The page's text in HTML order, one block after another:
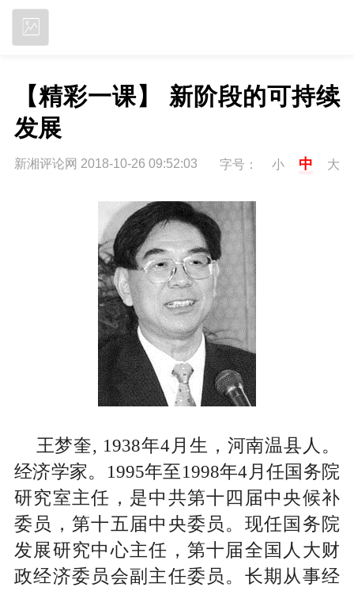
【精彩一课】 新阶段的可持续
发展
新湘评论网 2018-10-26 09:52:03 字号： 小 中 大
王梦奎, 1938年4月生，河南温县人。
经济学家。 1995年至1998年4 月任国务院
研究室主任，是中共第十四届中央候补
委员，第十五届中央委员。现任国务院
发展研究中心主任，第十届全国人大财
政经济委员会副主任委员。长期从事经